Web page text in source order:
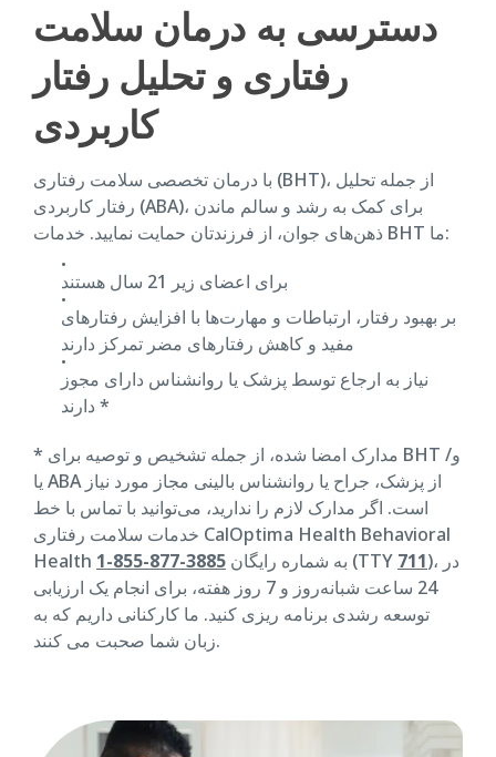
دسترسی به درمان سلامت
رفتاری و تحلیل رفتار
کاربردی
با درمان تخصصی سلامت رفتاری (BHT)، از جمله تحلیل
رفتار کاربردی (ABA)، برای کمک به رشد و سالم ماندن
ذهن‌های جوان، از فرزندتان حمایت نمایید. خدمات BHT ما:
برای اعضای زیر 21 سال هستند
بر بهبود رفتار، ارتباطات و مهارت‌ها با افزایش رفتارهای
مفید و کاهش رفتارهای مضر تمرکز دارند
نیاز به ارجاع توسط پزشک یا روانشناس دارای مجوز
دارند *
* مدارک امضا شده، از جمله تشخیص و توصیه برای BHT و/
یا ABA از پزشک، جراح یا روانشناس بالینی مجاز مورد نیاز
است. اگر مدارک لازم را ندارید، می‌توانید با تماس با خط
خدمات سلامت رفتاری CalOptima Health Behavioral
Health به شماره رایگان 3885-877-855-1 (TTY 711)، در
24 ساعت شبانه‌روز و 7 روز هفته، برای انجام یک ارزیابی
توسعه رشدی برنامه ریزی کنید. ما کارکنانی داریم که به
زبان شما صحبت می کنند.